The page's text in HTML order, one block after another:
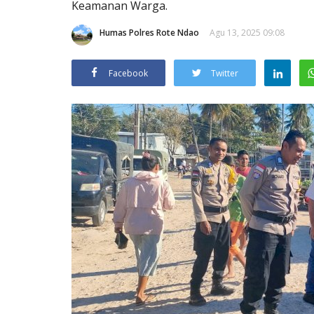
Keamanan Warga.
Humas Polres Rote Ndao Agu 13, 2025 09:08
Facebook Twitter